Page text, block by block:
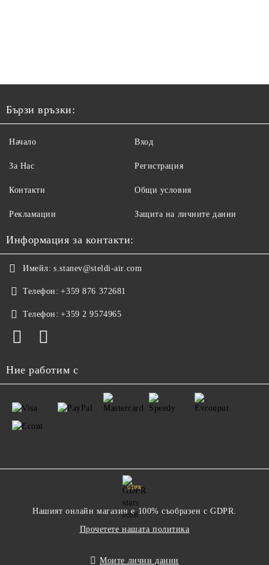
Бързи връзки:
Начало
За Нас
Контакти
Рекламации
Вход
Регистрация
Общи условия
Защита на личните данни
Информация за контакти:
Имейл: s.stanev@steldi-air.com
Телефон: +359 876 372681
Телефон: +359 2 9574965
Ние работим с
GDPR
Нашият онлайн магазин е 100% съобразен с GDPR.
Прочетете нашата политика
Моите лични данни